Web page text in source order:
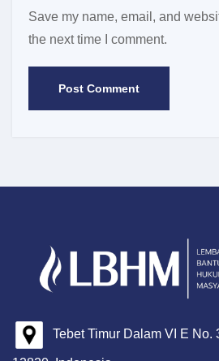
Save my name, email, and
the next time I comment.
Tebet Timur Dalam VI E No.